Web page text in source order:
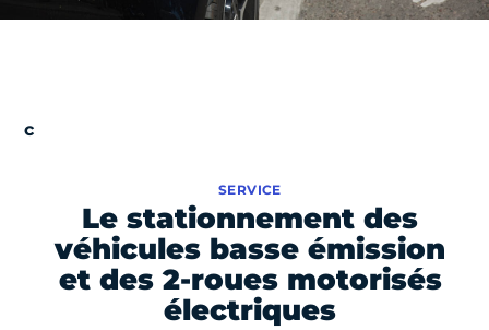
Le stationnement des
véhicules basse émission
et des 2-roues motorisés
électriques
SERVICE